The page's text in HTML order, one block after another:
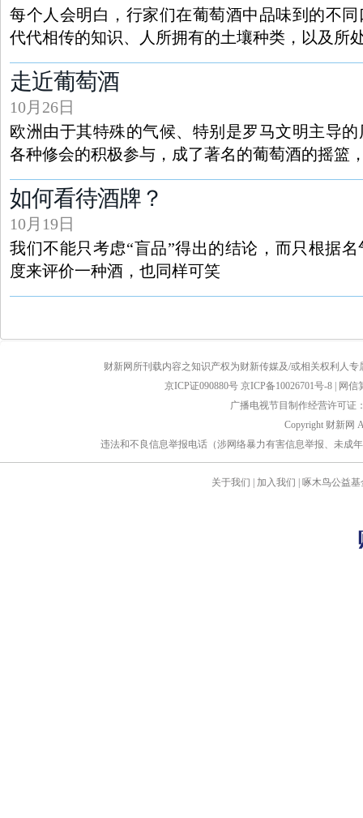
每个人会明白，行家们在葡萄酒中品味到的不
代代相传的知识、人所拥有的土壤种类，以及所
走近葡萄酒
10月26日
欧洲由于其特殊的气候、特别是罗马文明主导
各种修会的积极参与，成了著名的葡萄酒的摇篮
如何看待酒牌？
10月19日
我们不能只考虑“盲品”得出的结论，而只根据
度来评价一种酒，也同样可笑
财新网所刊载内容之知识产权为财新传媒及/或相关权利人
京ICP证090880号 京ICP备10026701号-8
网信
广播电视节目制作经营许可证
Copyright 财新网
违法和不良信息举报电话（涉网络暴力有害信息举报、未成
关于我们 加入我们 啄木鸟公益